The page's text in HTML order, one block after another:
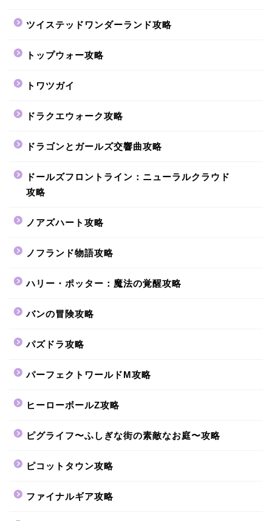
ツイステッドワンダーランド攻略
トップウォー攻略
トワツガイ
ドラクエウォーク攻略
ドラゴンとガールズ交響曲攻略
ドールズフロントライン：ニューラルクラウド
攻略
ノアズハート攻略
ノフランド物語攻略
ハリー・ポッター：魔法の覚醒攻略
バンの冒険攻略
パズドラ攻略
パーフェクトワールドM攻略
ヒーローボールZ攻略
ピグライフ〜ふしぎな街の素敵なお庭〜攻略
ピコットタウン攻略
ファイナルギア攻略